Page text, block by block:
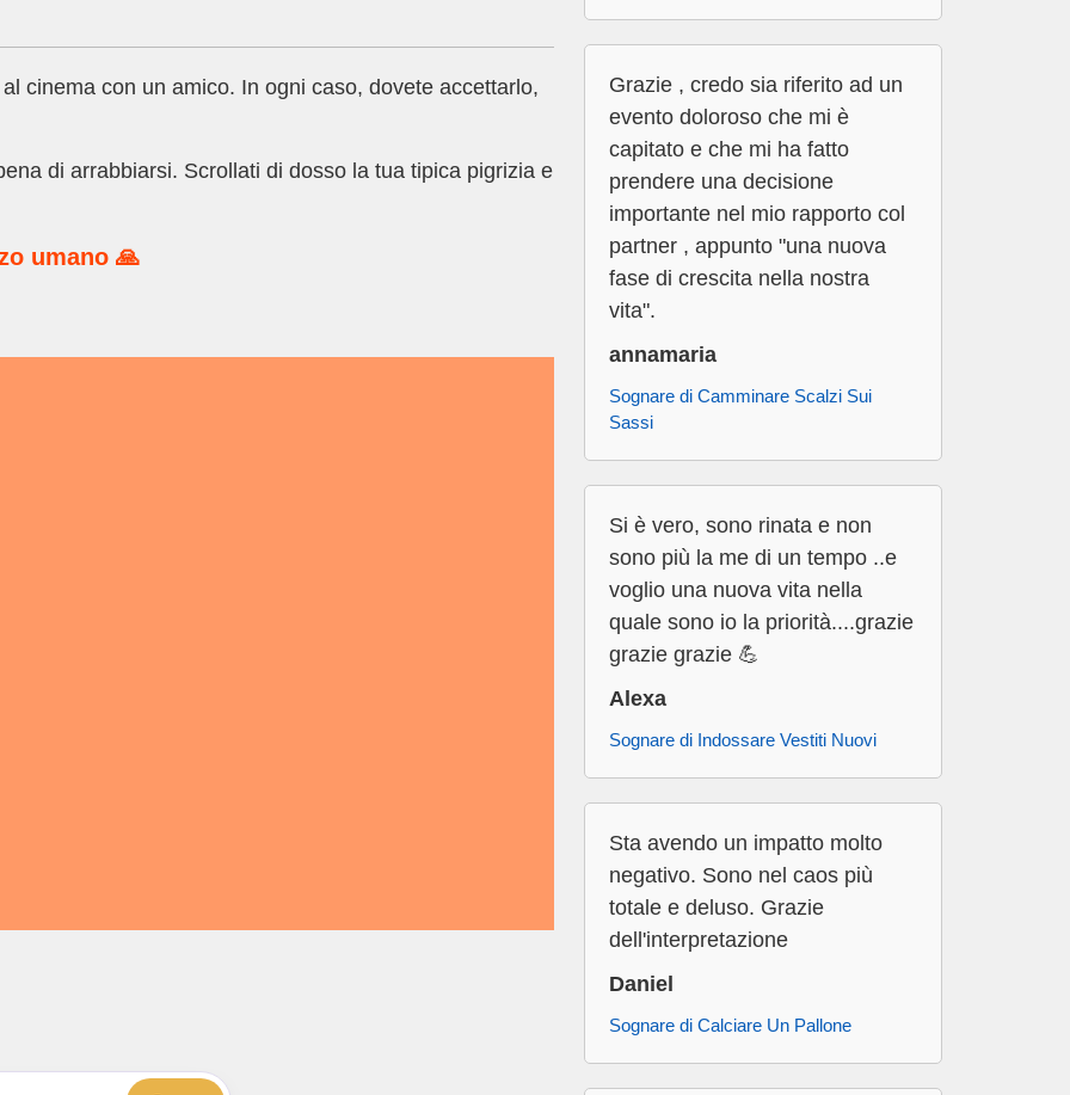
cinema con un amico. In ogni caso, dovete accettarlo,
di arrabbiarsi. Scrollati di dosso la tua tipica pigrizia e
umano 🙏
Grazie , credo sia riferito ad un
evento doloroso che mi è
capitato e che mi ha fatto
prendere una decisione
importante nel mio rapporto col
partner , appunto "una nuova
fase di crescita nella nostra
vita".
annamaria
Sognare di Camminare Scalzi Sui
Sassi
Si è vero, sono rinata e non
sono più la me di un tempo ..e
voglio una nuova vita nella
quale sono io la priorità....grazie
grazie grazie 💪
Alexa
Sognare di Indossare Vestiti Nuovi
Sta avendo un impatto molto
negativo. Sono nel caos più
totale e deluso. Grazie
dell'interpretazione
Daniel
Sognare di Calciare Un Pallone